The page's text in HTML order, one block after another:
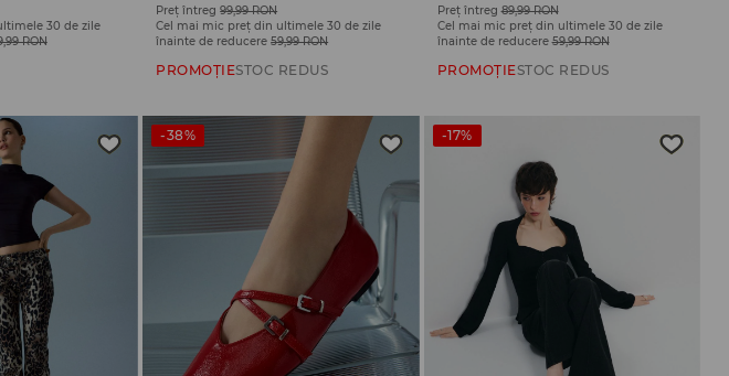
30 de zile
RON
Preț întreg 99,99 RON
Cel mai mic preț din ultimele 30 de zile
înainte de reducere 59,99 RON
PROMOȚIESTOC REDUS
Preț întreg 89,99 RON
Cel mai mic preț din ultimele 30 de zile
înainte de reducere 59,99 RON
PROMOȚIESTOC REDUS
-38% -17%